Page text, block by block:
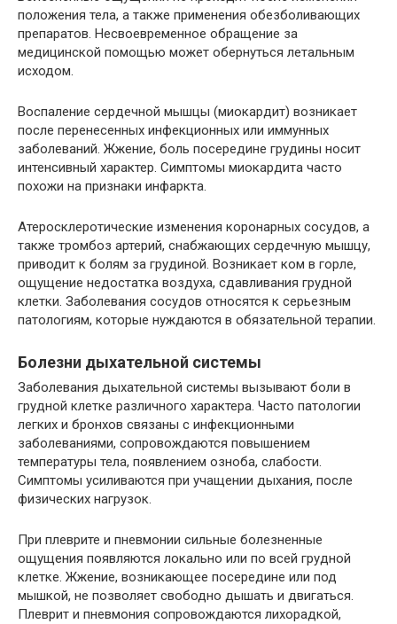
положения тела, а также применения обезболивающих
препаратов. Несвоевременное обращение за
медицинской помощью может обернуться летальным
исходом.
Воспаление сердечной мышцы (миокардит) возникает
после перенесенных инфекционных или иммунных
заболеваний. Жжение, боль посередине грудины носит
интенсивный характер. Симптомы миокардита часто
похожи на признаки инфаркта.
Атеросклеротические изменения коронарных сосудов, а
также тромбоз артерий, снабжающих сердечную мышцу,
приводит к болям за грудиной. Возникает ком в горле,
ощущение недостатка воздуха, сдавливания грудной
клетки. Заболевания сосудов относятся к серьезным
патологиям, которые нуждаются в обязательной терапии.
Болезни дыхательной системы
Заболевания дыхательной системы вызывают боли в
грудной клетке различного характера. Часто патологии
легких и бронхов связаны с инфекционными
заболеваниями, сопровождаются повышением
температуры тела, появлением озноба, слабости.
Симптомы усиливаются при учащении дыхания, после
физических нагрузок.
При плеврите и пневмонии сильные болезненные
ощущения появляются локально или по всей грудной
клетке. Жжение, возникающее посередине или под
мышкой, не позволяет свободно дышать и двигаться.
Плеврит и пневмония сопровождаются лихорадкой,